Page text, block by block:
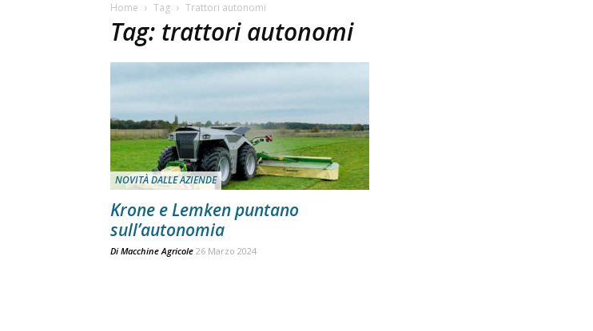
Home Tag Trattori autonomi
Tag: trattori autonomi
NOVITÀ DALLE AZIENDE
Krone e Lemken puntano
sull’autonomia
Di Macchine Agricole 26 Marzo 2024